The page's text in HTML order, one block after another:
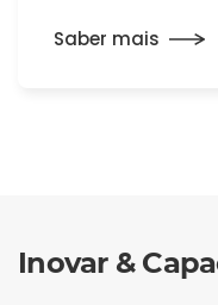
Saber mais
Inovar &